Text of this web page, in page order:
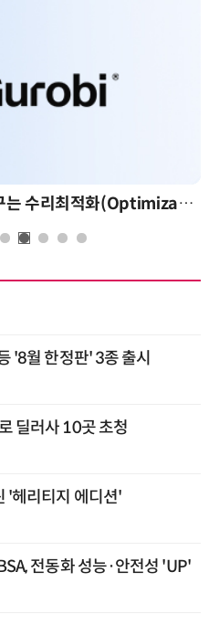
미나: 폭증하는 AI 토큰 비용 관
'8월 한정판' 3종 출시
딜러사 10곳 초청
'헤리티지 에디션'
전동화 성능·안전성 'UP'